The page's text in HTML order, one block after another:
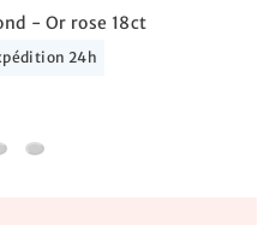
- Or rose 18ct
24h
forçat rond - Or rose 18ct
forçat rond cubes - Or
Chaine forçat rond - Or rose